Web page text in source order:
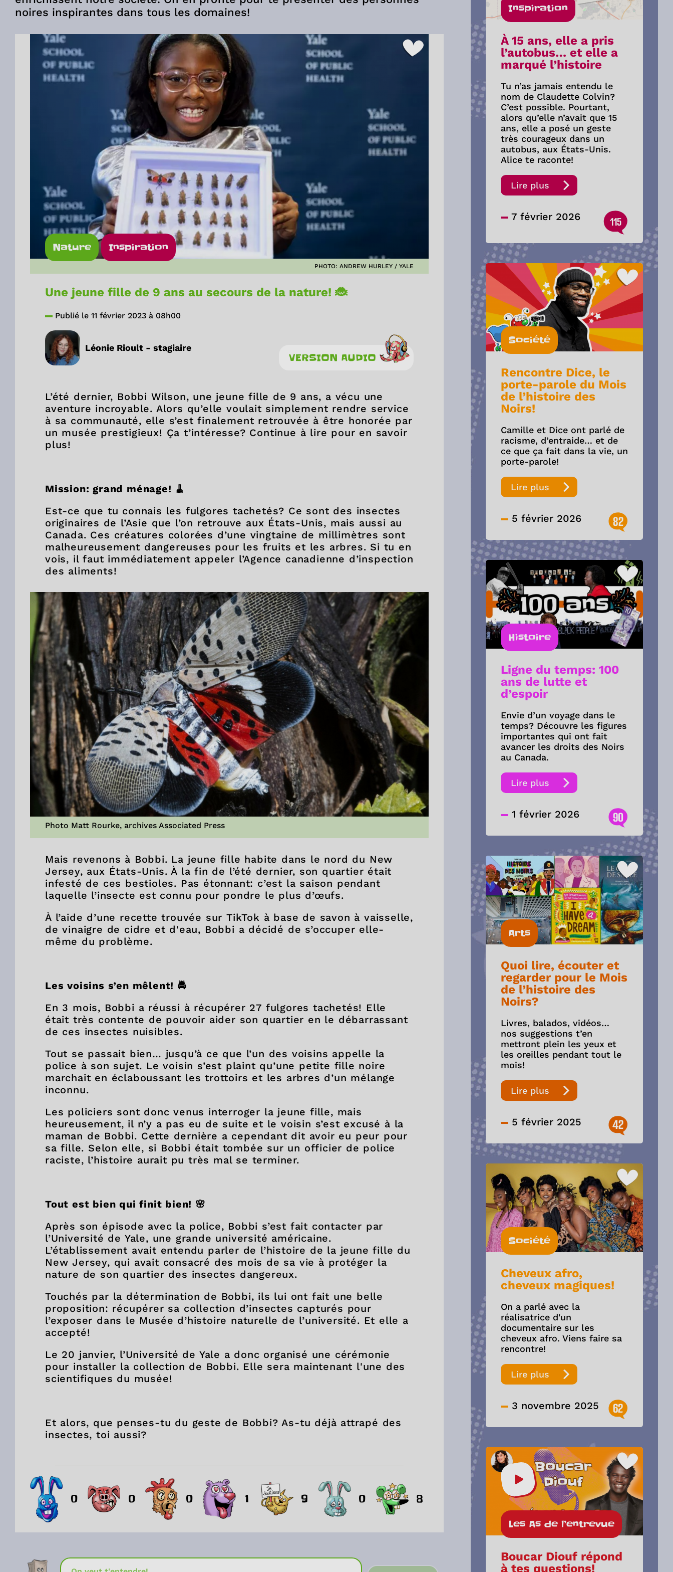
noires inspirantes dans tous les domaines!
Nature Inspiration
PHOTO: ANDREW HURLEY / YALE
Une jeune fille de 9 ans au secours de la nature! 🐞
Publié le 11 février 2023 à 08h00
Léonie Rioult - stagiaire
VERSION AUDIO
L’été dernier, Bobbi Wilson, une jeune fille de 9 ans, a vécu une
aventure incroyable. Alors qu’elle voulait simplement rendre service
à sa communauté, elle s’est finalement retrouvée à être honorée par
un musée prestigieux! Ça t’intéresse? Continue à lire pour en savoir
plus!
Mission: grand ménage! 🧹
Est-ce que tu connais les fulgores tachetés? Ce sont des insectes
originaires de l’Asie que l’on retrouve aux États-Unis, mais aussi au
Canada. Ces créatures colorées d’une vingtaine de millimètres sont
malheureusement dangereuses pour les fruits et les arbres. Si tu en
vois, il faut immédiatement appeler l’Agence canadienne d’inspection
des aliments!
Photo Matt Rourke, archives Associated Press
Mais revenons à Bobbi. La jeune fille habite dans le nord du New
Jersey, aux États-Unis. À la fin de l’été dernier, son quartier était
infesté de ces bestioles. Pas étonnant: c’est la saison pendant
laquelle l’insecte est connu pour pondre le plus d’œufs.
À l’aide d’une recette trouvée sur TikTok à base de savon à vaisselle,
de vinaigre de cidre et d'eau, Bobbi a décidé de s’occuper elle-
même du problème.
Les voisins s’en mêlent! 🚔
En 3 mois, Bobbi a réussi à récupérer 27 fulgores tachetés! Elle
était très contente de pouvoir aider son quartier en le débarrassant
de ces insectes nuisibles.
Tout se passait bien… jusqu’à ce que l’un des voisins appelle la
police à son sujet. Le voisin s’est plaint qu’une petite fille noire
marchait en éclaboussant les trottoirs et les arbres d’un mélange
inconnu.
Les policiers sont donc venus interroger la jeune fille, mais
heureusement, il n’y a pas eu de suite et le voisin s’est excusé à la
maman de Bobbi. Cette dernière a cependant dit avoir eu peur pour
sa fille. Selon elle, si Bobbi était tombée sur un officier de police
raciste, l’histoire aurait pu très mal se terminer.
Tout est bien qui finit bien! 🌸
Après son épisode avec la police, Bobbi s’est fait contacter par
l’Université de Yale, une grande université américaine.
L’établissement avait entendu parler de l’histoire de la jeune fille du
New Jersey, qui avait consacré des mois de sa vie à protéger la
nature de son quartier des insectes dangereux.
Touchés par la détermination de Bobbi, ils lui ont fait une belle
proposition: récupérer sa collection d’insectes capturés pour
l’exposer dans le Musée d’histoire naturelle de l’université. Et elle a
accepté!
Le 20 janvier, l’Université de Yale a donc organisé une cérémonie
pour installer la collection de Bobbi. Elle sera maintenant l'une des
scientifiques du musée!
Et alors, que penses-tu du geste de Bobbi? As-tu déjà attrapé des
insectes, toi aussi?
0 0 0 1 9 0 8
Inspiration
À 15 ans, elle a pris
l’autobus… et elle a
marqué l’histoire
Tu n’as jamais entendu le
nom de Claudette Colvin?
C’est possible. Pourtant,
alors qu’elle n’avait que 15
ans, elle a posé un geste
très courageux dans un
autobus, aux États-Unis.
Alice te raconte!
Lire plus
7 février 2026 115
Société
Rencontre Dice, le
porte-parole du Mois
de l’histoire des
Noirs!
Camille et Dice ont parlé de
racisme, d’entraide… et de
ce que ça fait dans la vie, un
porte-parole!
Lire plus
5 février 2026 82
Histoire
Ligne du temps: 100
ans de lutte et
d’espoir
Envie d’un voyage dans le
temps? Découvre les figures
importantes qui ont fait
avancer les droits des Noirs
au Canada.
Lire plus
1 février 2026 90
Arts
Quoi lire, écouter et
regarder pour le Mois
de l’histoire des
Noirs?
Livres, balados, vidéos…
nos suggestions t’en
mettront plein les yeux et
les oreilles pendant tout le
mois!
Lire plus
5 février 2025 42
Société
Cheveux afro,
cheveux magiques!
On a parlé avec la
réalisatrice d'un
documentaire sur les
cheveux afro. Viens faire sa
rencontre!
Lire plus
3 novembre 2025 62
Les As de l’entrevue
Boucar Diouf répond
à tes questions!